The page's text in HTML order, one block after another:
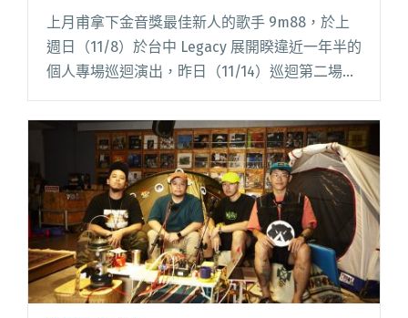
降！」
上月甫拿下金音獎最佳新人的歌手 9m88，於上
週日（11/8）於台中 Legacy 展開睽違近一年半的
個人專場巡迴演出，昨日（11/14）巡迴第二場在
台北 Legacy 展開，早已在開賣不久後秒殺的此
場演出也讓爆滿人潮湧入 Legacy 台閱讀全文
"9m88台北專場玩開宣告要唱小巨蛋 加碼承諾
「如果你們買票我就從天而降！」"